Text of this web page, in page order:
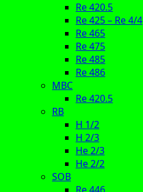
Re 420.5
Re 425 – Re 4/4
Re 465
Re 475
Re 485
Re 486
MBC
Re 420.5
RB
H 1/2
H 2/3
He 2/3
He 2/2
SOB